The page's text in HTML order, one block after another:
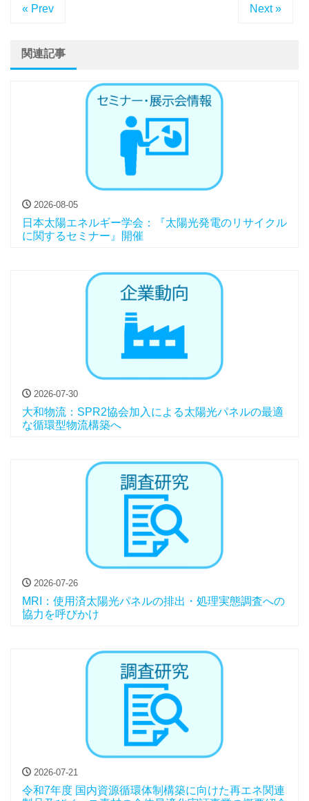
« Prev Next »
関連記事
2026-08-05
日本太陽エネルギー学会：『太陽光発電のリサイクル
に関するセミナー』開催
2026-07-30
大和物流：SPR2協会加入による太陽光パネルの最適
な循環型物流構築へ
2026-07-26
MRI：使用済太陽光パネルの排出・処理実態調査への
協力を呼びかけ
2026-07-21
令和7年度 国内資源循環体制構築に向けた再エネ関連